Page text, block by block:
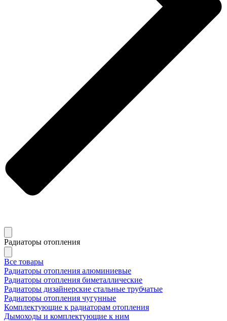
Радиаторы отопления
Все товары
Радиаторы отопления алюминиевые
Радиаторы отопления биметаллические
Радиаторы дизайнерские стальные трубчатые
Радиаторы отопления чугунные
Комплектующие к радиаторам отопления
Дымоходы и комплектующие к ним